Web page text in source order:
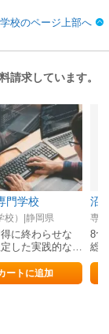
校のページ上部へ
請求しています。
門学校
校）|静岡県
に終わらせな
した実践的な学
なる技術を身に
ートに追加
沼
専
8つ
総